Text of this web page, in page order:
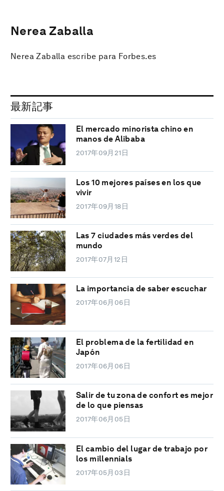
Nerea Zaballa
Nerea Zaballa escribe para Forbes.es
最新記事
El mercado minorista chino en
manos de Alibaba
2017年09月21日
Los 10 mejores países en los que
vivir
2017年09月18日
Las 7 ciudades más verdes del
mundo
2017年07月12日
La importancia de saber escuchar
2017年06月06日
El problema de la fertilidad en
Japón
2017年06月06日
Salir de tu zona de confort es mejor
de lo que piensas
2017年06月05日
El cambio del lugar de trabajo por
los millennials
2017年05月03日